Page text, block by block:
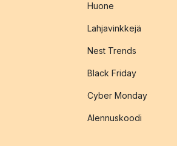
Huone
Lahjavinkkejä
Nest Trends
Black Friday
Cyber Monday
Alennuskoodi